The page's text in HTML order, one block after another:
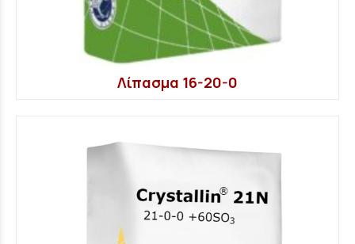
Λίπασμα 16-20-0